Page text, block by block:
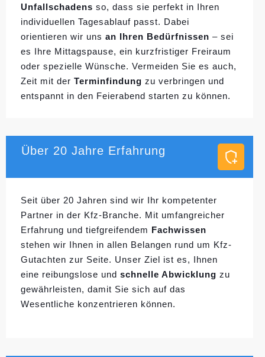
Unfallschadens so, dass sie perfekt in Ihren
individuellen Tagesablauf passt. Dabei
orientieren wir uns an Ihren Bedürfnissen – sei
es Ihre Mittagspause, ein kurzfristiger Freiraum
oder spezielle Wünsche. Vermeiden Sie es auch,
Zeit mit der Terminfindung zu verbringen und
entspannt in den Feierabend starten zu können.
Über 20 Jahre Erfahrung
Seit über 20 Jahren sind wir Ihr kompetenter
Partner in der Kfz-Branche. Mit umfangreicher
Erfahrung und tiefgreifendem Fachwissen
stehen wir Ihnen in allen Belangen rund um Kfz-
Gutachten zur Seite. Unser Ziel ist es, Ihnen
eine reibungslose und schnelle Abwicklung zu
gewährleisten, damit Sie sich auf das
Wesentliche konzentrieren können.